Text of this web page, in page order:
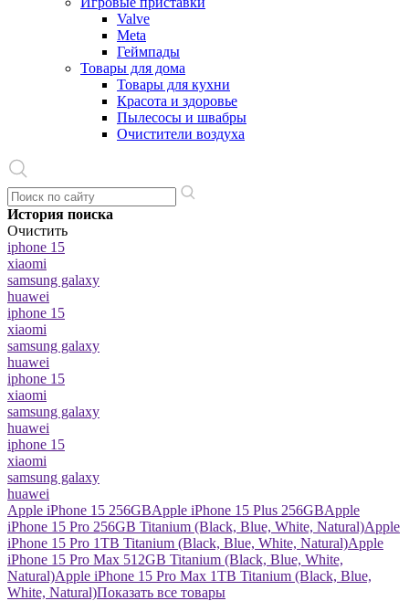
Valve
Meta
Геймпады
Товары для дома
Товары для кухни
Красота и здоровье
Пылесосы и швабры
Очистители воздуха
История поиска
Очистить
iphone 15
xiaomi
samsung galaxy
huawei
iphone 15
xiaomi
samsung galaxy
huawei
iphone 15
xiaomi
samsung galaxy
huawei
iphone 15
xiaomi
samsung galaxy
huawei
Apple iPhone 15 256GBApple iPhone 15 Plus 256GBApple
iPhone 15 Pro 256GB Titanium (Black, Blue, White, Natural)Apple
iPhone 15 Pro 1TB Titanium (Black, Blue, White, Natural)Apple
iPhone 15 Pro Max 512GB Titanium (Black, Blue, White,
Natural)Apple iPhone 15 Pro Max 1TB Titanium (Black, Blue,
White, Natural)Показать все товары